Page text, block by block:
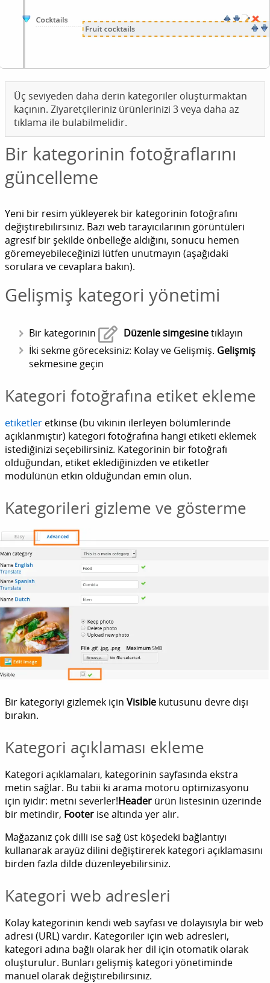
Üç seviyeden daha derin kategoriler oluşturmaktan
kaçının. Ziyaretçileriniz ürünlerinizi 3 veya daha az
tıklama ile bulabilmelidir.
Bir kategorinin fotoğraflarını
güncelleme
Yeni bir resim yükleyerek bir kategorinin fotoğrafını
değiştirebilirsiniz. Bazı web tarayıcılarının görüntüleri
agresif bir şekilde önbelleğe aldığını, sonucu hemen
göremeyebileceğinizi lütfen unutmayın (aşağıdaki
sorulara ve cevaplara bakın).
Gelişmiş kategori yönetimi
Bir kategorinin Düzenle simgesinetıklayın
İki sekme göreceksiniz: Kolay ve Gelişmiş. Gelişmiş
sekmesine geçin
Kategori fotoğrafına etiket ekleme
etiketler etkinse (bu vikinin ilerleyen bölümlerinde
açıklanmıştır) kategori fotoğrafına hangi etiketi eklemek
istediğinizi seçebilirsiniz. Kategorinin bir fotoğrafı
olduğundan, etiket eklediğinizden ve etiketler
modülünün etkin olduğundan emin olun.
Kategorileri gizleme ve gösterme
Bir kategoriyi gizlemek için Visible kutusunu devre dışı
bırakın.
Kategori açıklaması ekleme
Kategori açıklamaları, kategorinin sayfasında ekstra
metin sağlar. Bu tabii ki arama motoru optimizasyonu
için iyidir: metni severler!Header ürün listesinin üzerinde
bir metindir, Footer ise altında yer alır.
Mağazanız çok dilli ise sağ üst köşedeki bağlantıyı
kullanarak arayüz dilini değiştirerek kategori açıklamasını
birden fazla dilde düzenleyebilirsiniz.
Kategori web adresleri
Kolay kategorinin kendi web sayfası ve dolayısıyla bir web
adresi (URL) vardır. Kategoriler için web adresleri,
kategori adına bağlı olarak her dil için otomatik olarak
oluşturulur. Bunları gelişmiş kategori yönetiminde
manuel olarak değiştirebilirsiniz.